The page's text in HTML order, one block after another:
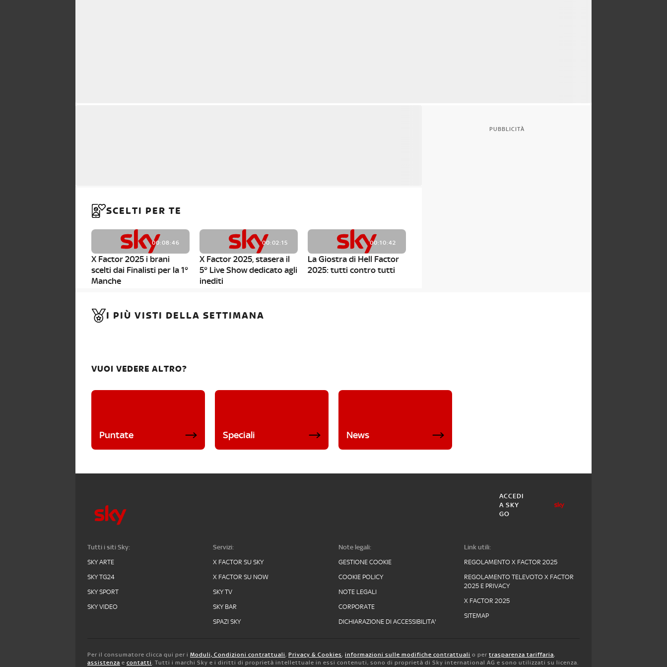
SCELTI PER TE
00:08:46
X Factor 2025 i brani
scelti dai Finalisti per la 1°
Manche
00:02:15
X Factor 2025, stasera il
5° Live Show dedicato agli
inediti
00:10:42
La Giostra di Hell Factor
2025: tutti contro tutti
PUBBLICITÀ
I PIÙ VISTI DELLA SETTIMANA
VUOI VEDERE ALTRO?
Puntate Speciali News
ACCEDI
A SKY
GO
Tutti i siti Sky:
SKY ARTE
SKY TG24
SKY SPORT
SKY VIDEO
Servizi:
X FACTOR SU SKY
X FACTOR SU NOW
SKY TV
SKY BAR
SPAZI SKY
Note legali:
GESTIONE COOKIE
COOKIE POLICY
NOTE LEGALI
CORPORATE
DICHIARAZIONE DI ACCESSIBILITA'
Link utili:
REGOLAMENTO X FACTOR 2025
REGOLAMENTO TELEVOTO X FACTOR
2025 E PRIVACY
X FACTOR 2025
SITEMAP
Per il consumatore clicca qui per i Moduli, Condizioni contrattuali, Privacy & Cookies, informazioni sulle modifiche contrattuali o per trasparenza tariffaria,
assistenza e contatti. Tutti i marchi Sky e i diritti di proprietà intellettuale in essi contenuti, sono di proprietà di Sky international AG e sono utilizzati su licenza.